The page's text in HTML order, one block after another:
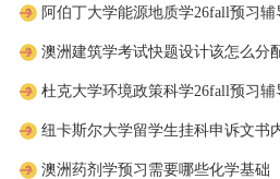
澳洲建筑学考试快题设计该怎么分
杜克大学环境政策科学26fall预习辅
澳洲药剂学预习需要哪些化学基础